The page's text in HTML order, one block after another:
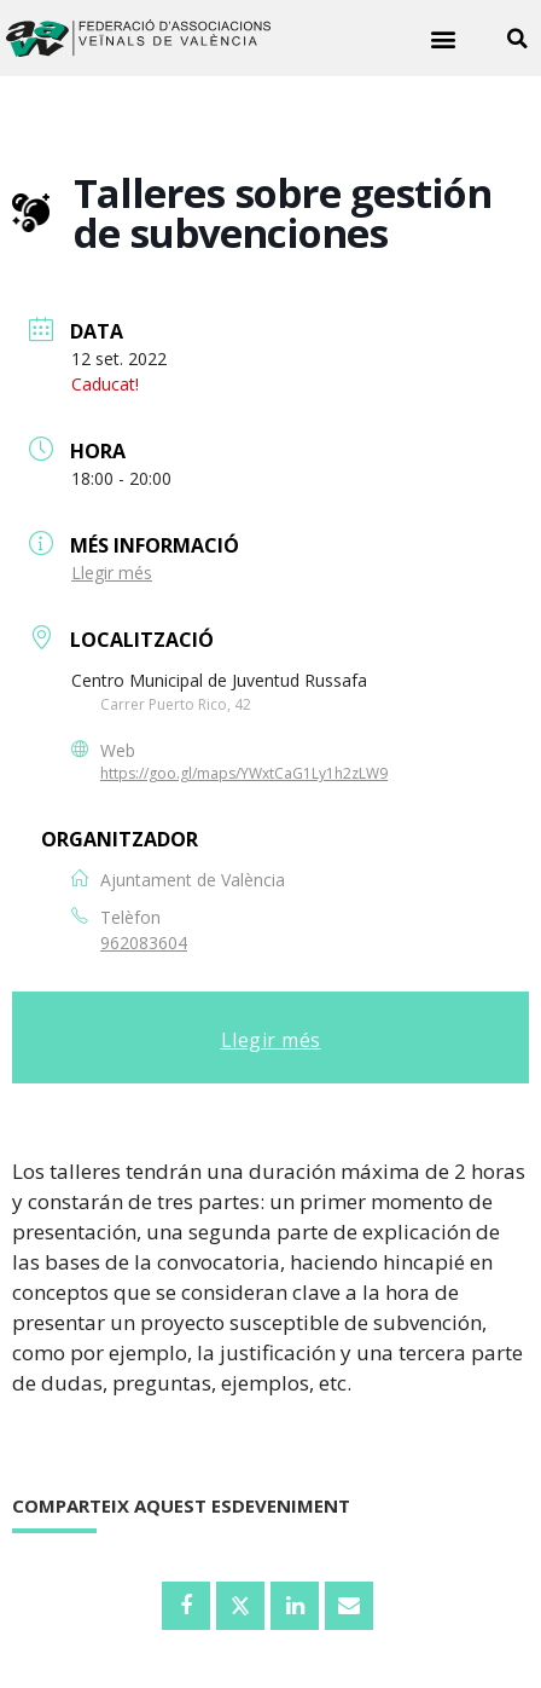
Talleres sobre gestión
de subvenciones
DATA
12 set. 2022
Caducat!
HORA
18:00 - 20:00
MÉS INFORMACIÓ
Llegir més
LOCALITZACIÓ
Centro Municipal de Juventud Russafa
Carrer Puerto Rico, 42
Web
https://goo.gl/maps/YWxtCaG1Ly1h2zLW9
ORGANITZADOR
Ajuntament de València
Telèfon
962083604
Llegir més
Los talleres tendrán una duración máxima de 2 horas
y constarán de tres partes: un primer momento de
presentación, una segunda parte de explicación de
las bases de la convocatoria, haciendo hincapié en
conceptos que se consideran clave a la hora de
presentar un proyecto susceptible de subvención,
como por ejemplo, la justificación y una tercera parte
de dudas, preguntas, ejemplos, etc.
COMPARTEIX AQUEST ESDEVENIMENT